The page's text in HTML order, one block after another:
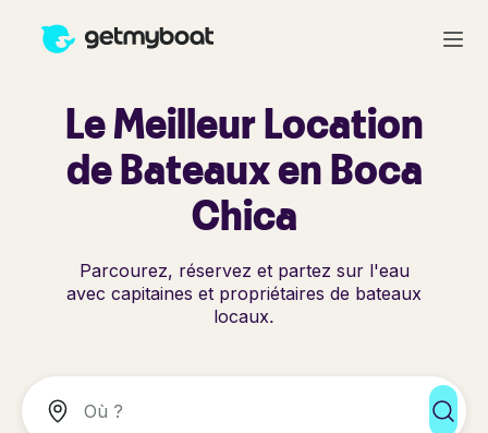
Le Meilleur Location
de Bateaux en Boca
Chica
Parcourez, réservez et partez sur l'eau
avec capitaines et propriétaires de bateaux
locaux.